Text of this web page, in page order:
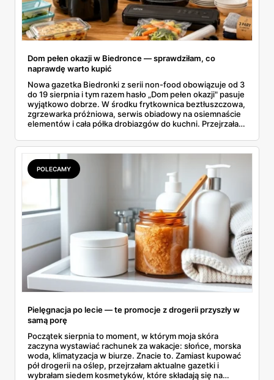
Dom pełen okazji w Biedronce — sprawdziłam, co
naprawdę warto kupić
Nowa gazetka Biedronki z serii non-food obowiązuje od 3
do 19 sierpnia i tym razem hasło „Dom pełen okazji" pasuje
wyjątkowo dobrze. W środku frytkownica beztłuszczowa,
zgrzewarka próżniowa, serwis obiadowy na osiemnaście
elementów i cała półka drobiazgów do kuchni. Przejrzałam
się przy półce z samego rana.
POLECAMY
Pielęgnacja po lecie — te promocje z drogerii przyszły w
samą porę
Początek sierpnia to moment, w którym moja skóra
zaczyna wystawiać rachunek za wakacje: słońce, morska
woda, klimatyzacja w biurze. Znacie to. Zamiast kupować
pół drogerii na oślep, przejrzałam aktualne gazetki i
wybrałam siedem kosmetyków, które składają się na